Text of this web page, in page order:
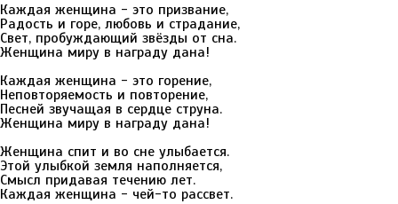
Каждая женщина - это призвание,
Радость и горе, любовь и страдание,
Свет, пробуждающий звёзды от сна.
Женщина миру в награду дана!
Каждая женщина - это горение,
Неповторяемость и повторение,
Песней звучащая в сердце струна.
Женщина миру в награду дана!
Женщина спит и во сне улыбается.
Этой улыбкой земля наполняется,
Смысл придавая течению лет.
Каждая женщина - чей-то рассвет.